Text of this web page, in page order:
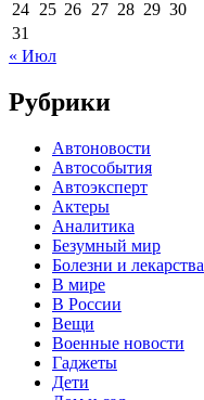
24 25 26 27 28 29 30
31
« Июл
Рубрики
Автоновости
Автособытия
Автоэксперт
Актеры
Аналитика
Безумный мир
Болезни и лекарства
В мире
В России
Вещи
Военные новости
Гаджеты
Дети